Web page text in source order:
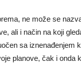
ne može se
ali i način na koji
sa iznenađenjem
planove, čak i onda